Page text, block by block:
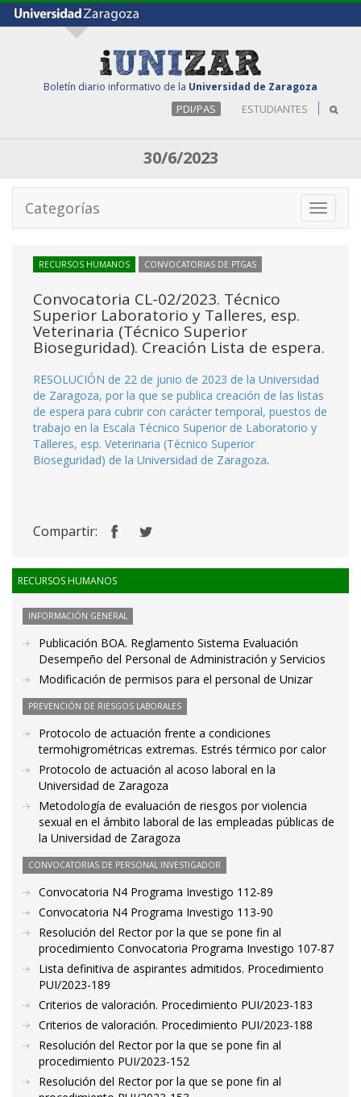
Boletín diario informativo de la Universidad de Zaragoza
PDI/PAS ESTUDIANTES
30/6/2023
Toggle
Categorías
RECURSOS HUMANOS CONVOCATORIAS DE PTGAS
Convocatoria CL-02/2023. Técnico
Superior Laboratorio y Talleres, esp.
Veterinaria (Técnico Superior
Bioseguridad). Creación Lista de espera.
RESOLUCIÓN de 22 de junio de 2023 de la Universidad
de Zaragoza, por la que se publica creación de las listas
de espera para cubrir con carácter temporal, puestos de
trabajo en la Escala Técnico Superior de Laboratorio y
Talleres, esp. Veterinaria (Técnico Superior
Bioseguridad) de la Universidad de Zaragoza.
Compartir:
RECURSOS HUMANOS
INFORMACIÓN GENERAL
Publicación BOA. Reglamento Sistema Evaluación
Desempeño del Personal de Administración y Servicios
Modificación de permisos para el personal de Unizar
PREVENCIÓN DE RIESGOS LABORALES
Protocolo de actuación frente a condiciones
termohigrométricas extremas. Estrés térmico por calor
Protocolo de actuación al acoso laboral en la
Universidad de Zaragoza
Metodología de evaluación de riesgos por violencia
sexual en el ámbito laboral de las empleadas públicas de
la Universidad de Zaragoza
CONVOCATORIAS DE PERSONAL INVESTIGADOR
Convocatoria N4 Programa Investigo 112-89
Convocatoria N4 Programa Investigo 113-90
Resolución del Rector por la que se pone fin al
procedimiento Convocatoria Programa Investigo 107-87
Lista definitiva de aspirantes admitidos. Procedimiento
PUI/2023-189
Criterios de valoración. Procedimiento PUI/2023-183
Criterios de valoración. Procedimiento PUI/2023-188
Resolución del Rector por la que se pone fin al
procedimiento PUI/2023-152
Resolución del Rector por la que se pone fin al